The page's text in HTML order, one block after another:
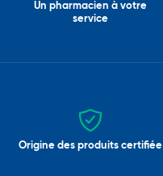
Un pharmacien à votre
service
Origine des produits certifiée